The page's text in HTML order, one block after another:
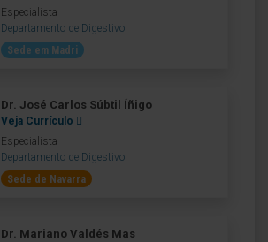
Especialista
Departamento de Digestivo
Sede em Madri
Dr. José Carlos Súbtil Íñigo
Veja Currículo
Especialista
Departamento de Digestivo
Sede de Navarra
Dr. Mariano Valdés Mas